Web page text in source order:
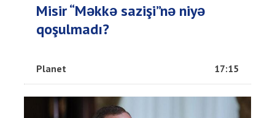
Misir “Məkkə sazişi”nə niyə
qoşulmadı?
Planet 17:15